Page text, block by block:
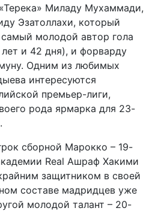
Миладу Мухаммади,
Эзатоллахи, который
молодой автор гола
и 42 дня), и форварду
Одним из любимых
интересуются
премьер-лиги,
рода ярмарка для 23-
сборной Марокко – 19-
Real Ашраф Хакими
защитником в своей
составе мадридцев уже
молодой талант – 20-